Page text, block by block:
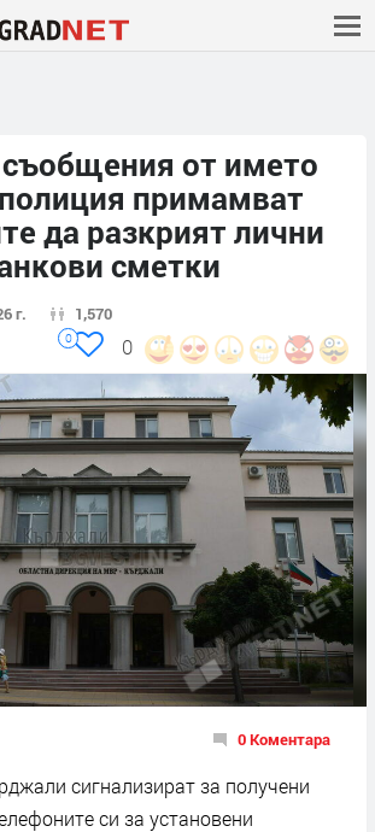
от името
примамват
да разкрият лични
сметки
г. 1,570
0
0
0 Коментара
сигнализират за получени
си за установени